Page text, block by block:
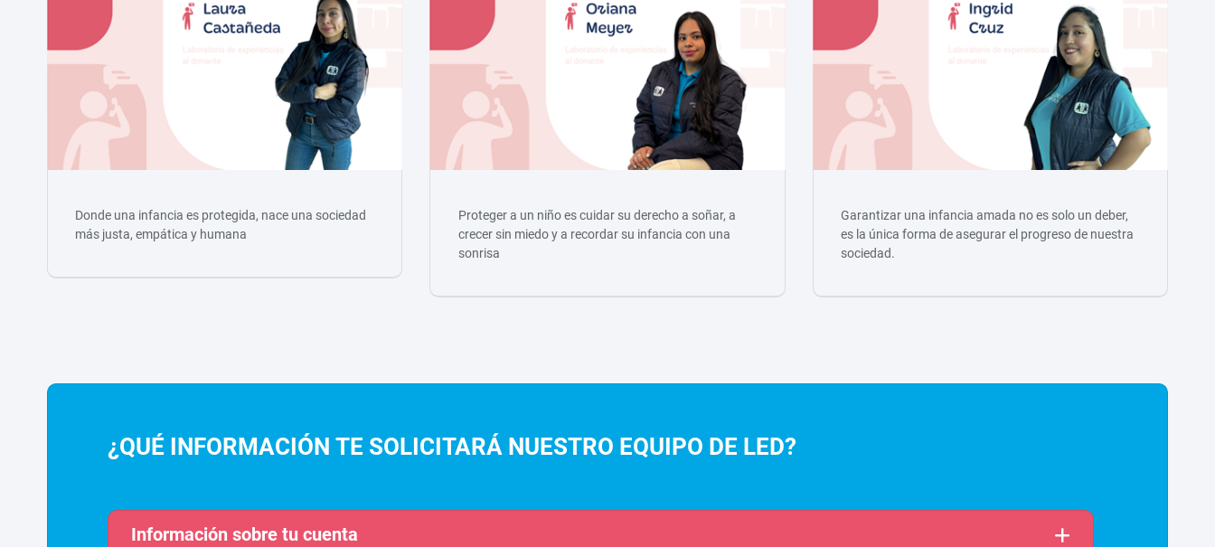
Donde una infancia es protegida, nace una sociedad
más justa, empática y humana
Proteger a un niño es cuidar su derecho a soñar, a
crecer sin miedo y a recordar su infancia con una
sonrisa
Garantizar una infancia amada no es solo un deber,
es la única forma de asegurar el progreso de nuestra
sociedad.
¿QUÉ INFORMACIÓN TE SOLICITARÁ NUESTRO EQUIPO DE LED?
Información sobre tu cuenta